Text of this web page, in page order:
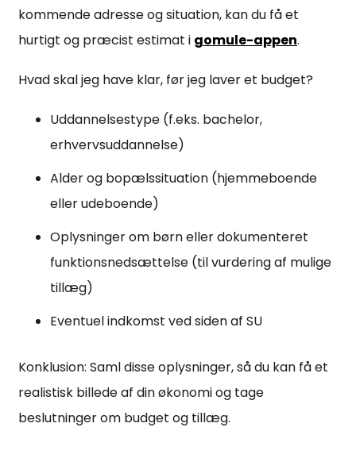
kommende adresse og situation, kan du få et
hurtigt og præcist estimat i gomule-appen.
Hvad skal jeg have klar, før jeg laver et budget?
Uddannelsestype (f.eks. bachelor,
erhvervsuddannelse)
Alder og bopælssituation (hjemmeboende
eller udeboende)
Oplysninger om børn eller dokumenteret
funktionsnedsættelse (til vurdering af mulige
tillæg)
Eventuel indkomst ved siden af SU
Konklusion: Saml disse oplysninger, så du kan få et
realistisk billede af din økonomi og tage
beslutninger om budget og tillæg.